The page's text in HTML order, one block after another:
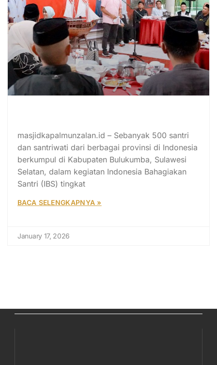
masjidkapalmunzalan.id – Sebanyak 500 santri
dan santriwati dari berbagai provinsi di Indonesia
berkumpul di Kabupaten Bulukumba, Sulawesi
Selatan, dalam kegiatan Indonesia Bahagiakan
Santri (IBS) tingkat
BACA SELENGKAPNYA »
January 17, 2026